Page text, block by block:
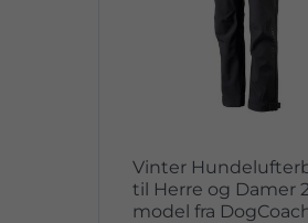
Vinter
til Herre og Damer
model fra